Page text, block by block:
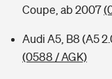
Coupe, ab 2007
Audi A5, B8 (A5
(0588 / AGK)